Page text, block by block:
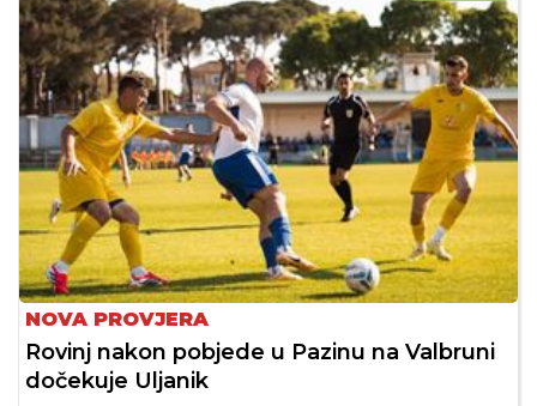
NOVA PROVJERA
Rovinj nakon pobjede u Pazinu na Valbruni
dočekuje Uljanik